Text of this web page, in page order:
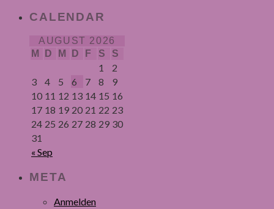
CALENDAR
AUGUST 2026
M
D M D F S S
« Sep
1
2
3
4 5 6 7 8
9
10 11 12 13 14 15 16
17 18 19 20 21 22 23
24 25 26 27 28 29 30
31
META
Anmelden